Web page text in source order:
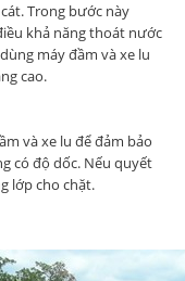
Trong bước này
khả năng thoát nước
máy đầm và xe lu
cao.
và xe lu để đảm bảo
có độ dốc. Nếu quyết
lớp cho chặt.